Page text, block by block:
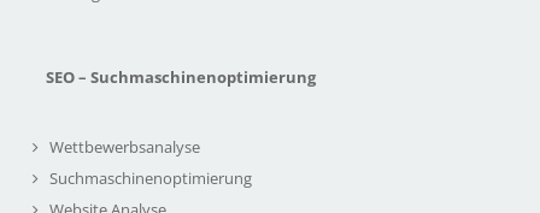
SEO – Suchmaschinenoptimierung
Wettbewerbsanalyse
Suchmaschinenoptimierung